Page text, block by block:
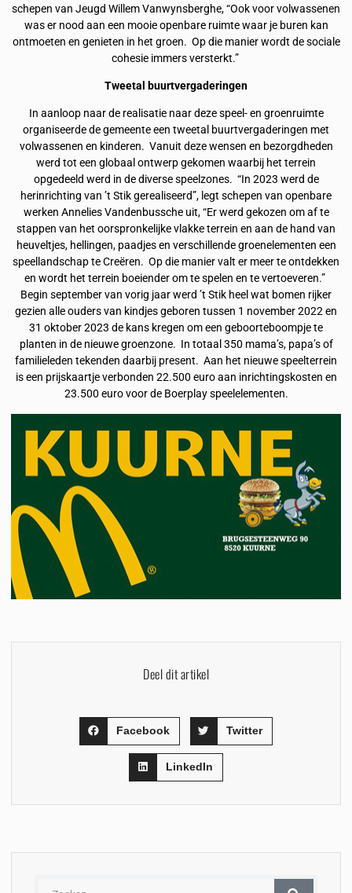
schepen van Jeugd Willem Vanwynsberghe, “Ook voor volwassenen
was er nood aan een mooie openbare ruimte waar je buren kan
ontmoeten en genieten in het groen. Op die manier wordt de sociale
cohesie immers versterkt.”
Tweetal buurtvergaderingen
In aanloop naar de realisatie naar deze speel- en groenruimte
organiseerde de gemeente een tweetal buurtvergaderingen met
volwassenen en kinderen. Vanuit deze wensen en bezorgdheden
werd tot een globaal ontwerp gekomen waarbij het terrein
opgedeeld werd in de diverse speelzones. “In 2023 werd de
herinrichting van ’t Stik gerealiseerd”, legt schepen van openbare
werken Annelies Vandenbussche uit, “Er werd gekozen om af te
stappen van het oorspronkelijke vlakke terrein en aan de hand van
heuveltjes, hellingen, paadjes en verschillende groenelementen een
speellandschap te Creëren. Op die manier valt er meer te ontdekken
en wordt het terrein boeiender om te spelen en te vertoeveren.”
Begin september van vorig jaar werd ’t Stik heel wat bomen rijker
gezien alle ouders van kindjes geboren tussen 1 november 2022 en
31 oktober 2023 de kans kregen om een geboorteboompje te
planten in de nieuwe groenzone. In totaal 350 mama’s, papa’s of
familieleden tekenden daarbij present. Aan het nieuwe speelterrein
is een prijskaartje verbonden 22.500 euro aan inrichtingskosten en
23.500 euro voor de Boerplay speelelementen.
Deel dit artikel
Facebook Twitter
LinkedIn